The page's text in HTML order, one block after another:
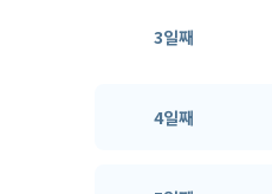
3일째
4일째